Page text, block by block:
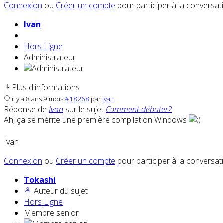
Connexion ou Créer un compte pour participer à la
Ivan
Hors Ligne
Administrateur
Plus d'informations
il y a 8 ans 9 mois#18268 par Ivan
Réponse de Ivan sur le sujet Comment débuter?
Ah, ça se mérite une première compilation Windows
Ivan
Connexion ou Créer un compte pour participer à la
Tokashi
Auteur du sujet
Hors Ligne
Membre senior